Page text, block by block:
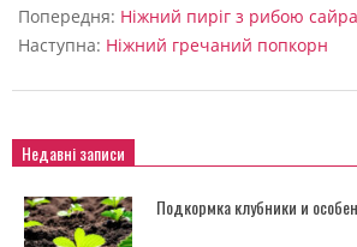
10-
28
Попередня: Ніжний пиріг з рибою сайра
Наступна: Ніжний гречаний попкорн
Недавні записи
Подкормка клубники и